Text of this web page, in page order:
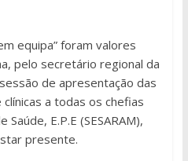
equipa” foram valores
pelo secretário regional da
de apresentação das
a todas os chefias
E.P.E (SESARAM),
presente.